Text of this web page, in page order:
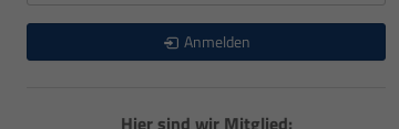
Anmelden
Hier sind wir Mitglied: